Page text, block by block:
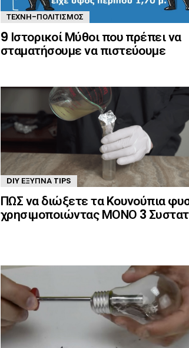
ΤΈΧΝΗ-ΠΟΛΙΤΙΣΜΌΣ
9 Ιστορικοί Μύθοι που πρέπει να
σταματήσουμε να πιστεύουμε
DIY ΈΞΥΠΝΑ TIPS
ΠΩΣ να διώξετε τα Κουνούπια
χρησιμοποιώντας ΜΟΝΟ 3